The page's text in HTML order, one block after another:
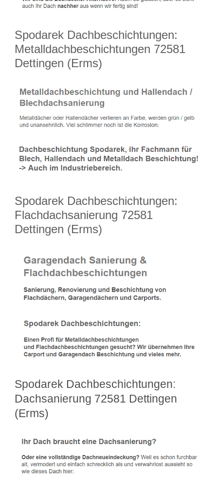
Spodarek Dachbeschichtungen:
Metalldachbeschichtungen 72581
Dettingen (Erms)
Spodarek Dachbeschichtungen:
Flachdachsanierung 72581
Dettingen (Erms)
Spodarek Dachbeschichtungen:
Dachsanierung 72581 Dettingen
(Erms)